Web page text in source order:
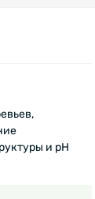
и рН